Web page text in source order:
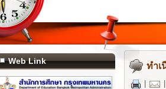
Web Link ทำเ